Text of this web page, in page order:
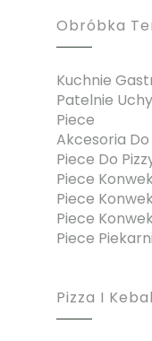
Obróbka
Kuchnie
Patelnie
Piece
Akcesoria
Piece Do
Piece
Piece
Piece
Piece
Pizza I